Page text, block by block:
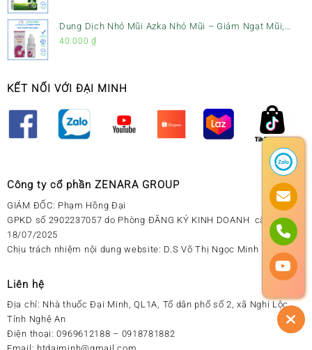
Dung Dịch Nhỏ Mũi Azka Nhỏ Mũi – Giảm Ngạt Mũi,
Sổ Mũi Cho Trẻ Sơ Sinh
40.000 ₫
KẾT NỐI VỚI ĐẠI MINH
Công ty cổ phần ZENARA GROUP
GIÁM ĐỐC: Phạm Hồng Đại
GPKD số 2902237057 do Phòng ĐĂNG KÝ KINH DOANH cấp ngày
18/07/2025
Chịu trách nhiệm nội dung website: D.S Võ Thị Ngọc Minh
Liên hệ
Địa chỉ: Nhà thuốc Đại Minh, QL1A, Tổ dân phố số 2, xã Nghi Lộc,
Tỉnh Nghệ An
Điện thoại: 0969612188 – 0918781882